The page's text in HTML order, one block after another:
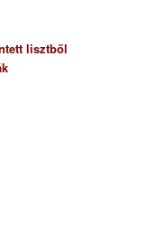
lisztből